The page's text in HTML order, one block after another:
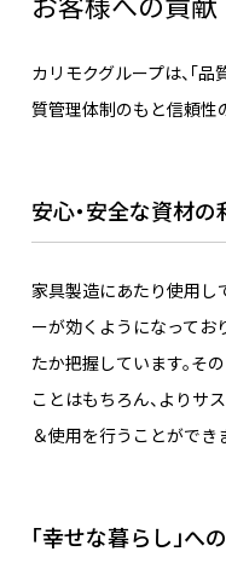
カリモクグループは、「
質管理体制のもと信頼性
安心・安全な資材の
家具製造にあたり使用し
ーが効くようになってお
たか把握しています。そ
ことはもちろん、よりサ
＆使用を行うことができ
「幸せな暮らし」へ